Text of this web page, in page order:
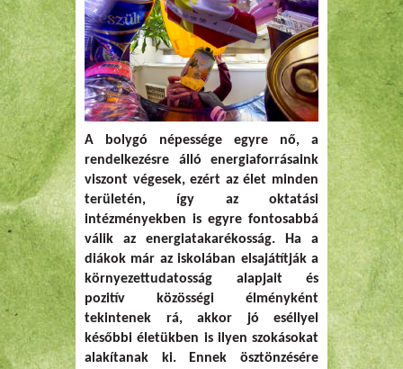
A bolygó népessége egyre nő, a
rendelkezésre álló energiaforrásaink
viszont végesek, ezért az élet minden
területén, így az oktatási
intézményekben is egyre fontosabbá
válik az energiatakarékosság. Ha a
diákok már az iskolában elsajátítják a
környezettudatosság alapjait és
pozitív közösségi élményként
tekintenek rá, akkor jó eséllyel
későbbi életükben is ilyen szokásokat
alakítanak ki. Ennek ösztönzésére